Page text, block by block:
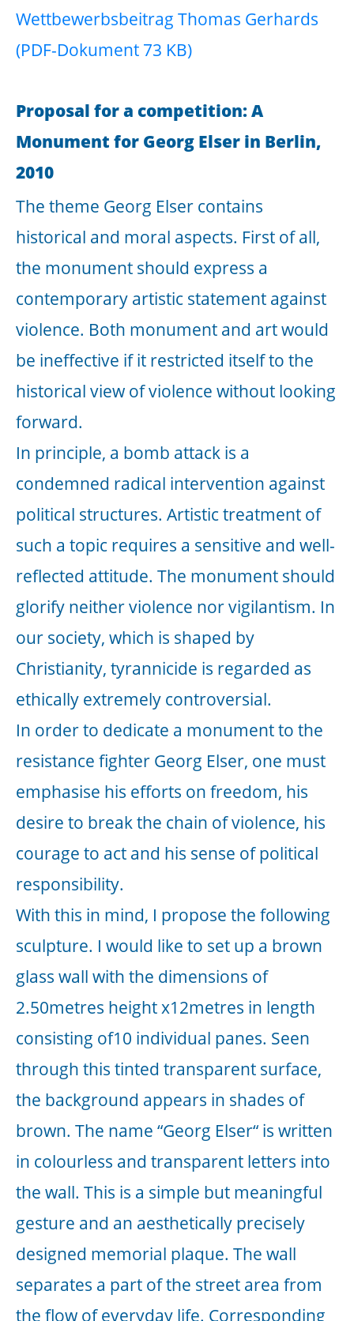
in colourless and transparent letters into
the wall. This is a simple but meaningful
separates a part of the street area from
to the brownish glass wall, the
surrounding pavement is covered with
rusty corten steel sheets. They define a
distinct place and ground the sculpture in
this otherwise troubled environment.
A backpack parked on the wall is the real
element of irritation of the sculpture.
Nowadays, abandoned pieces of luggage
are cause for concern and always include
the possibility of assassination. In the
increases the presumption that it could
be a bomb. In this spirit, the viewer is
invited to reflect: Is it a found object, is it
a bomb or is it art? This alarming
situation makes clear that violence is
omnipresent. It threatens or endangers
The writing and the backpack mark two
points, which aesthetically divide the area
of the glass panes, connect and create a
pictorial composition. Like two points of
power they form meaning and effect.
Thomas Gerhards
Artistic concept of Thomas Gerhards
Parasitärer Klimaveränderer,2010
Sechs Kondenstrockner und eine
Überdruckanlage stehen als Gruppe
zusammen im Raum. Die
Überdruckanlage sorgt mit einem
Adersystem aus Schläuchen für
Luftzirkulation. Die Kondenstrockner
Raumes. Es entsteht ein trockenes
Raumklima. Das gesammelte Wasser
lassen die Trockner an Ort und Stelle